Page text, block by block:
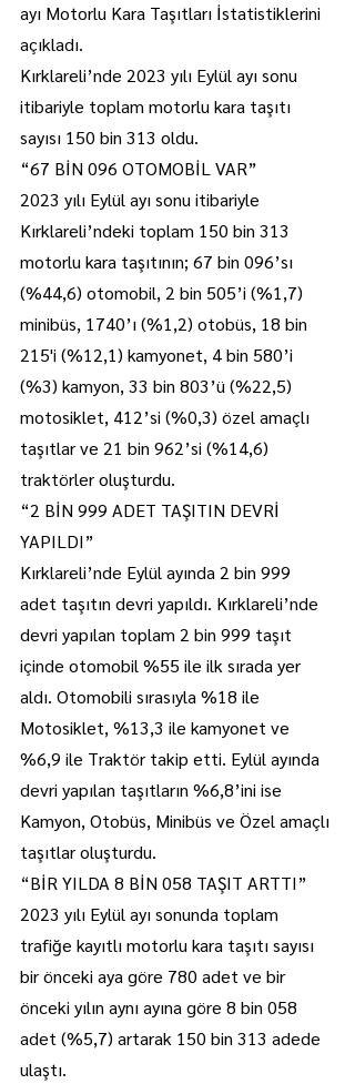
ayı Motorlu Kara Taşıtları İstatistiklerini
açıkladı.
Kırklareli’nde 2023 yılı Eylül ayı sonu
itibariyle toplam motorlu kara taşıtı
sayısı 150 bin 313 oldu.
“67 BİN 096 OTOMOBİL VAR”
2023 yılı Eylül ayı sonu itibariyle
Kırklareli’ndeki toplam 150 bin 313
motorlu kara taşıtının; 67 bin 096’sı
(%44,6) otomobil, 2 bin 505’i (%1,7)
minibüs, 1740’ı (%1,2) otobüs, 18 bin
215'i (%12,1) kamyonet, 4 bin 580’i
(%3) kamyon, 33 bin 803’ü (%22,5)
motosiklet, 412’si (%0,3) özel amaçlı
taşıtlar ve 21 bin 962’si (%14,6)
traktörler oluşturdu.
“2 BİN 999 ADET TAŞITIN DEVRİ
YAPILDI”
Kırklareli’nde Eylül ayında 2 bin 999
adet taşıtın devri yapıldı. Kırklareli’nde
devri yapılan toplam 2 bin 999 taşıt
içinde otomobil %55 ile ilk sırada yer
aldı. Otomobili sırasıyla %18 ile
Motosiklet, %13,3 ile kamyonet ve
%6,9 ile Traktör takip etti. Eylül ayında
devri yapılan taşıtların %6,8’ini ise
Kamyon, Otobüs, Minibüs ve Özel amaçlı
taşıtlar oluşturdu.
“BİR YILDA 8 BİN 058 TAŞIT ARTTI”
2023 yılı Eylül ayı sonunda toplam
trafiğe kayıtlı motorlu kara taşıtı sayısı
bir önceki aya göre 780 adet ve bir
önceki yılın aynı ayına göre 8 bin 058
adet (%5,7) artarak 150 bin 313 adede
ulaştı.